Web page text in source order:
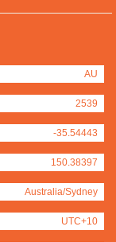
AU
2539
-35.54443
150.38397
Australia/Sydney
UTC+10